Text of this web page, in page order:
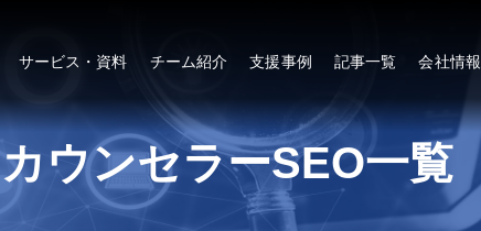
サービス・資料 チーム紹介 支援事例 記事一覧 会社情報
カウンセラーSEO一覧